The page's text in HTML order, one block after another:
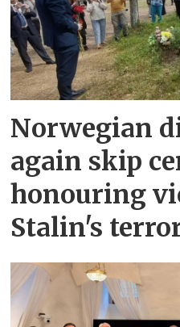
Norwegian
again skip
honouring
Stalin's